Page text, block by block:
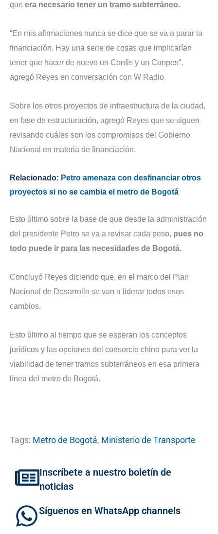
que era necesario tener un tramo subterráneo.
“En mis afirmaciones nunca se dice que se va a parar la
financiación. Hay una serie de cosas que implicarían
tener que hacer de nuevo un Confis y un Conpes”,
agregó Reyes en conversación con W Radio.
Sobre los otros proyectos de infraestructura de la ciudad,
en fase de estructuración, agregó Reyes que se siguen
revisando cuáles son los compromisos del Gobierno
Nacional en materia de financiación.
Relacionado: Petro amenaza con desfinanciar otros
proyectos si no se cambia el metro de Bogotá
Esto último sobre la base de que desde la administración
del presidente Petro se va a revisar cada peso, pues no
todo puede ir para las necesidades de Bogotá.
Concluyó Reyes diciendo que, en el marco del Plan
Nacional de Desarrollo se van a liderar todos esos
cambios.
Esto último al tiempo que se esperan los conceptos
jurídicos y las opciones del consorcio chino para ver la
viabilidad de tener tramos subterráneos en esa primera
línea del metro de Bogotá.
Tags: Metro de Bogotá, Ministerio de Transporte
Inscríbete a nuestro boletín de
noticias
Síguenos en WhatsApp channels